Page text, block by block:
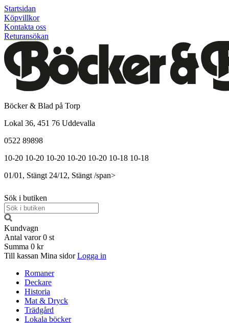
Startsidan
Köpvillkor
Kontakta oss
Returansökan
Böcker & Blad på Torp
Lokal 36, 451 76 Uddevalla
0522 89898
10-20 10-20 10-20 10-20 10-20 10-18 10-18
01/01, Stängt 24/12, Stängt /span>
Sök i butiken
Kundvagn
Antal varor 0 st
Summa 0 kr
Till kassan Mina sidor Logga in
Romaner
Deckare
Historia
Mat & Dryck
Trädgård
Lokala böcker